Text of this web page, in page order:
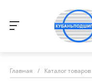
Главная / Каталог товаров